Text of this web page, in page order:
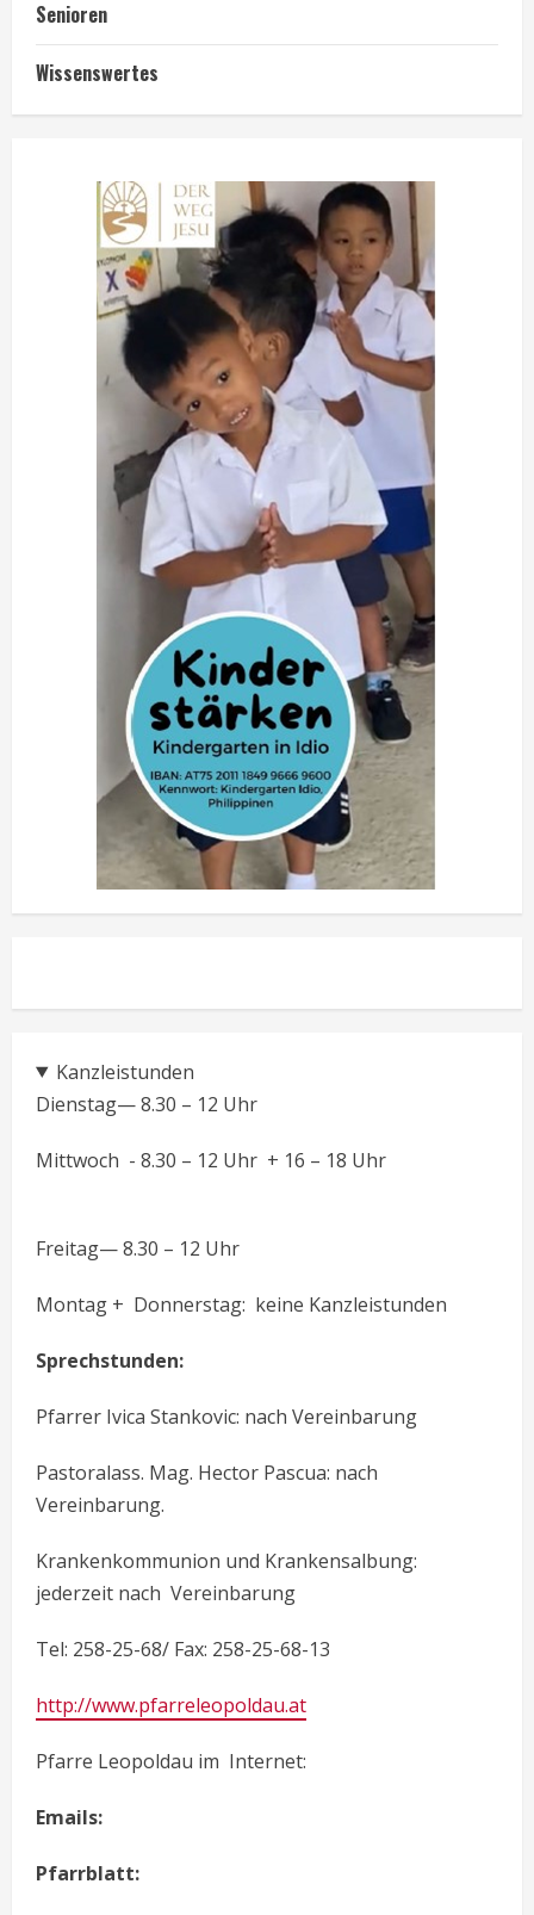
Senioren
Wissenswertes
Kanzleistunden
Dienstag— 8.30 – 12 Uhr
Mittwoch - 8.30 – 12 Uhr + 16 – 18 Uhr
Freitag— 8.30 – 12 Uhr
Montag + Donnerstag: keine Kanzleistunden
Sprechstunden:
Pfarrer Ivica Stankovic: nach Vereinbarung
Pastoralass. Mag. Hector Pascua: nach
Vereinbarung.
Krankenkommunion und Krankensalbung:
jederzeit nach Vereinbarung
Tel: 258-25-68/ Fax: 258-25-68-13
http://www.pfarreleopoldau.at
Pfarre Leopoldau im Internet:
Emails:
Pfarrblatt: